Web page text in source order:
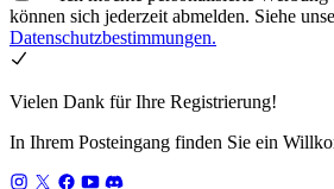
können sich jederzeit abmelden. Siehe
Datenschutzbestimmungen.
Vielen Dank für Ihre Registrierung!
In Ihrem Posteingang finden Sie ein